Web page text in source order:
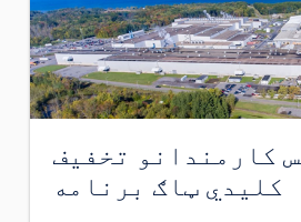
کارمندانو تخفیف
کلیدي ټاګ برنامه